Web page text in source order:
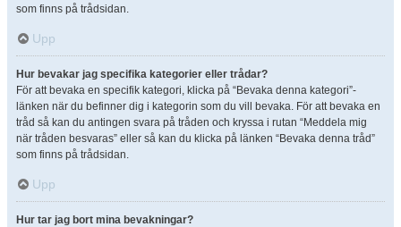
som finns på trådsidan.
Upp
Hur bevakar jag specifika kategorier eller trådar?
För att bevaka en specifik kategori, klicka på “Bevaka denna kategori”-
länken när du befinner dig i kategorin som du vill bevaka. För att bevaka en
tråd så kan du antingen svara på tråden och kryssa i rutan “Meddela mig
när tråden besvaras” eller så kan du klicka på länken “Bevaka denna tråd”
som finns på trådsidan.
Upp
Hur tar jag bort mina bevakningar?